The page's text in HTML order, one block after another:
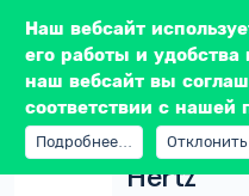
ПРОИЗВОДИТЕЛЬ
Hertz
Наш вебсайт
его работы и удобства
наш вебсайт вы
соответствии с нашей
Подробнее... Отклонить